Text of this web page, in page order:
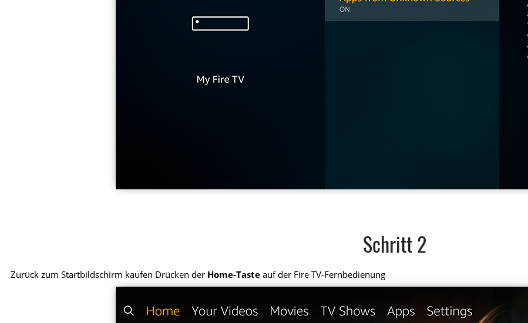
Schritt 2
Zurück zum Startbildschirm kaufen Drücken der Home-Taste auf der Fire TV-Fernbedienung